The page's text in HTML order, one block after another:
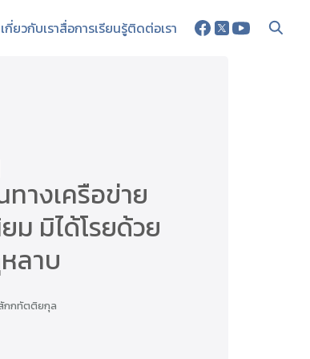
เกี่ยวกับเราสื่อการเรียนรู้ติดต่อเรา
ทางเครือข่าย
ม มิได้โรยด้วย
ลาบ
กกทัตติยกุล